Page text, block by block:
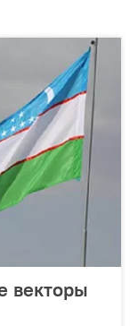
векторы